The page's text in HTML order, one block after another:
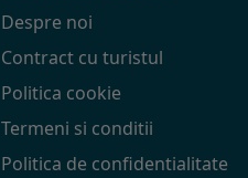
Despre noi
Contract cu turistul
Politica cookie
Termeni si conditii
Politica de confidentialitate